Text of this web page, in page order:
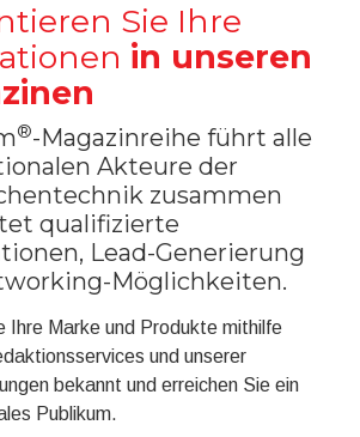
Sie Ihre
in unseren
®-Magazinreihe führt alle
Akteure der
zusammen
qualifizierte
Lead-Generierung
Möglichkeiten.
Ihre Marke und Produkte mithilfe
und unserer
bekannt und erreichen Sie ein
Publikum.